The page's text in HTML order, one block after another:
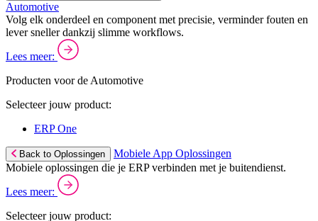
Automotive
Volg elk onderdeel en component met precisie, verminder fouten en
lever sneller dankzij slimme workflows.
Lees meer:
Producten voor de Automotive
Selecteer jouw product:
ERP One
Back to Oplossingen
Mobiele App Oplossingen
Mobiele oplossingen die je ERP verbinden met je buitendienst.
Lees meer:
Selecteer jouw product: